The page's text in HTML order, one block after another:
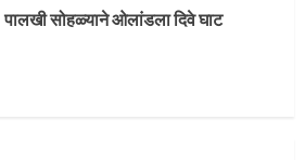
पालखी सोहळ्याने ओलांडला दिवे घाट